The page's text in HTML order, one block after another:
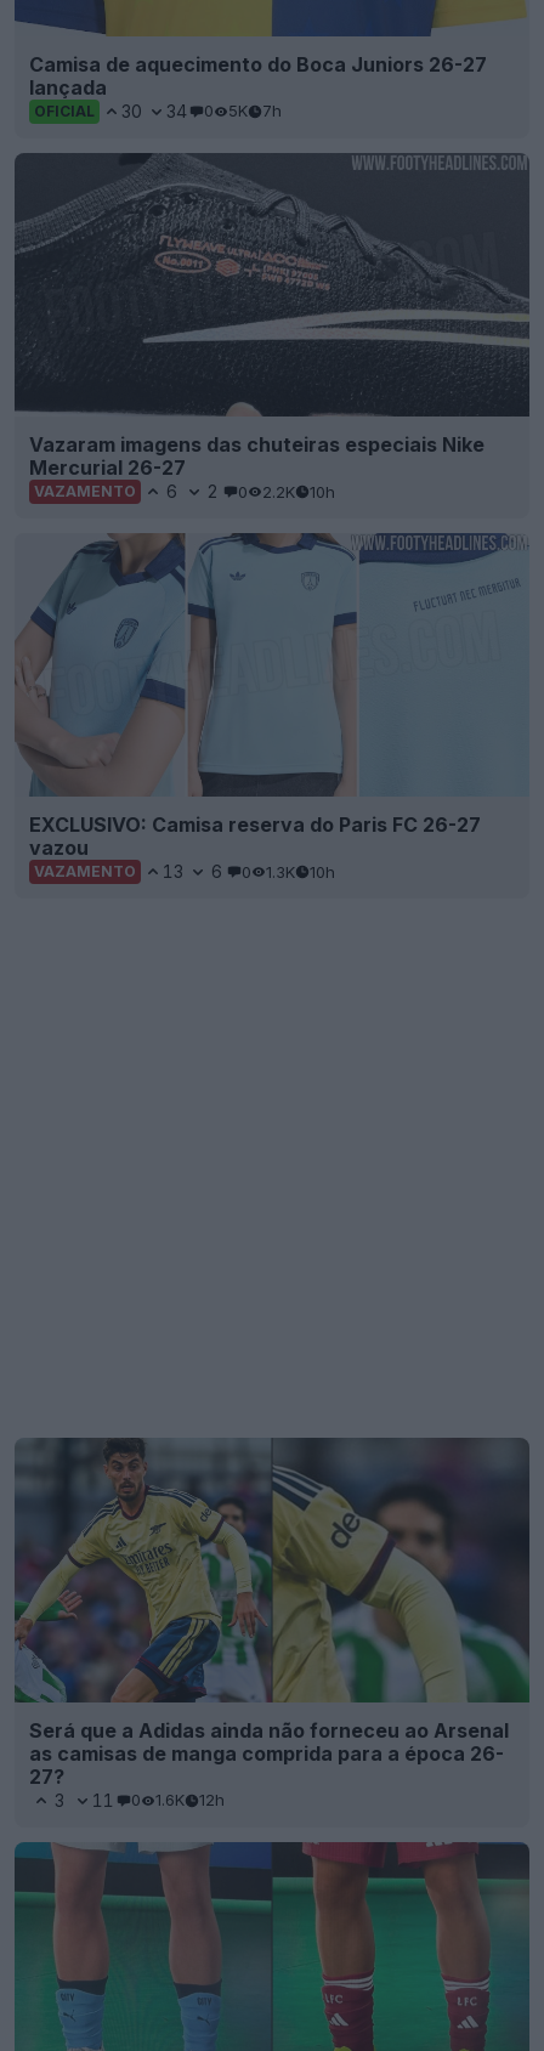
Camisa de aquecimento do Boca Juniors 26-27
lançada
OFICIAL 30 34 0 5K 7h
Vazaram imagens das chuteiras especiais Nike
Mercurial 26-27
VAZAMENTO 6 2 0 2.2K 10h
EXCLUSIVO: Camisa reserva do Paris FC 26-27
vazou
VAZAMENTO 13 6 0 1.3K 10h
Será que a Adidas ainda não forneceu ao Arsenal
as camisas de manga comprida para a época 26-
27?
3 11 0 1.6K 12h